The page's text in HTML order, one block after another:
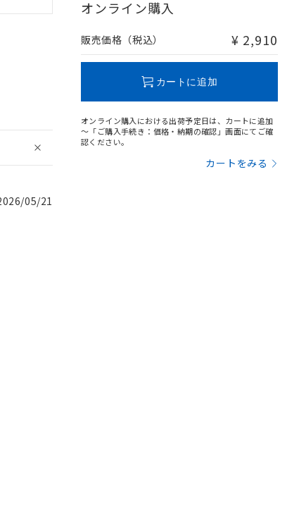
05/21
オンライン購入
販売価格（税込） ¥ 2,910
カートに追加
オンライン購入における出荷予定日は、カートに追加
～「ご購入手続き：価格・納期の確認」画面にてご確
認ください。
カートをみる